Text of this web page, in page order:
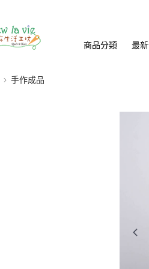
商品分類 最
手作成品